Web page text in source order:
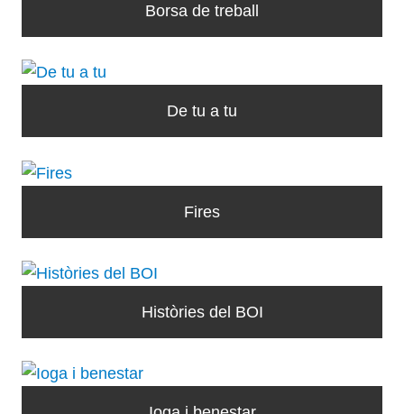
Borsa de treball
De tu a tu
Fires
Històries del BOI